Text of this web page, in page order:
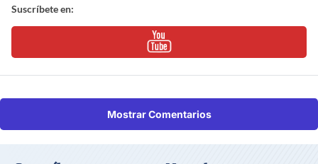
Suscríbete en:
Mostrar Comentarios